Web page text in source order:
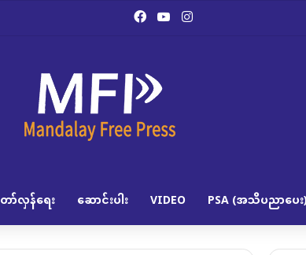
Facebook
YouTubeInstagram
ာ်လှန်ရေး ဆောင်းပါး VIDEO PSA (အသိပညာပေး)